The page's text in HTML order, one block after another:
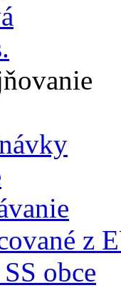
z
obce